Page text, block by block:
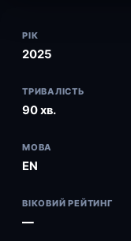
РІК
2025
ТРИВАЛІСТЬ
90 хв.
МОВА
EN
ВІКОВИЙ РЕЙТИНГ
—